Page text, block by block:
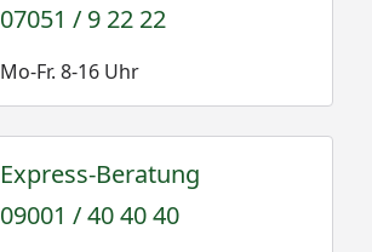
07051 / 9 22 22
Mo-Fr. 8-16 Uhr
Express-Beratung
09001 / 40 40 40